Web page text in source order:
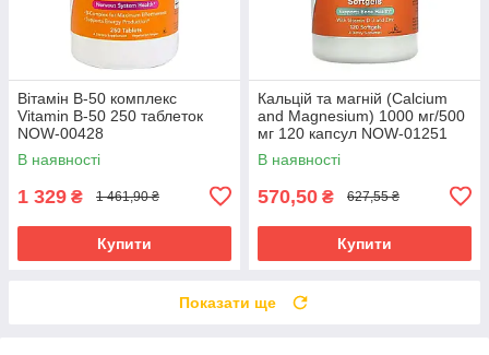
Вітамін В-50 комплекс
Vitamin B-50 250 таблеток
NOW-00428
В наявності
1 329 ₴ 1 461,90 ₴
Купити
Кальцій та магній (Calcium
and Magnesium) 1000 мг/500
мг 120 капсул NOW-01251
В наявності
570,50 ₴ 627,55 ₴
Купити
Показати ще